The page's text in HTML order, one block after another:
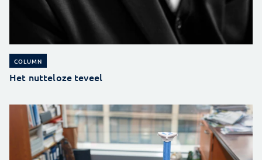
COLUMN
Het nutteloze teveel